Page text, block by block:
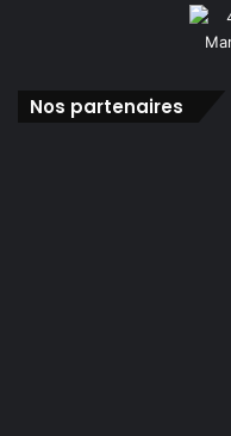
Nos partenaires